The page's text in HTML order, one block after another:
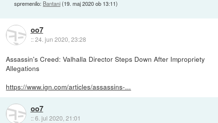
spremenilo: Bantani(19. maj 2020 ob 13:11)
oo7
::24. jun 2020, 23:28
Assassin's Creed: Valhalla Director Steps Down After Impropriety
Allegations
https://www.ign.com/articles/assassins-...
oo7
::6. jul 2020, 21:01